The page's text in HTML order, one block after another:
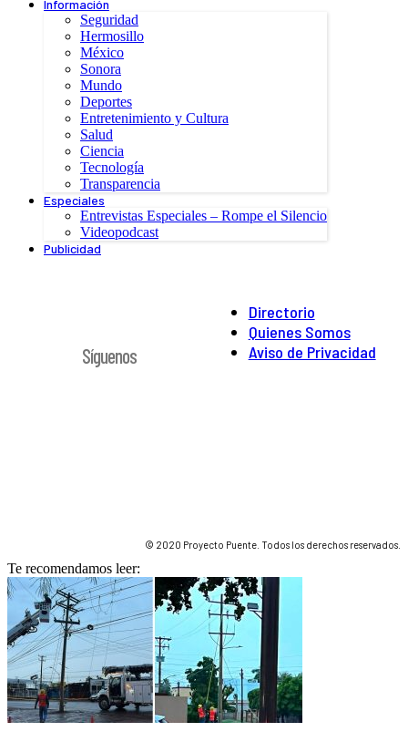
Información
Seguridad
Hermosillo
México
Sonora
Mundo
Deportes
Entretenimiento y Cultura
Salud
Ciencia
Tecnología
Transparencia
Especiales
Entrevistas Especiales – Rompe el Silencio
Videopodcast
Publicidad
Directorio
Quienes Somos
Aviso de Privacidad
Síguenos
© 2020 Proyecto Puente. Todos los derechos reservados.
Te recomendamos leer: